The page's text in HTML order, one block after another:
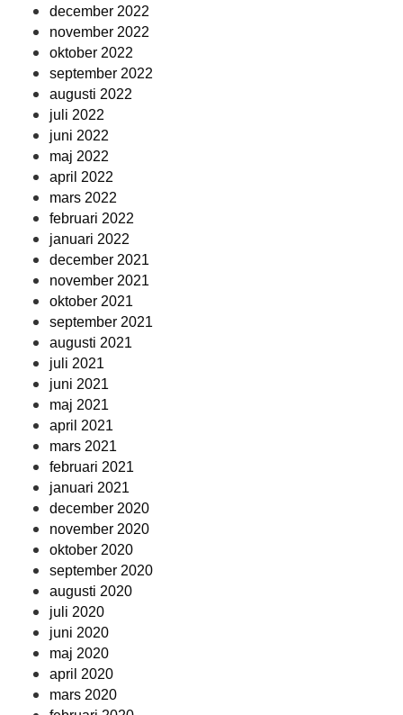
december 2022
november 2022
oktober 2022
september 2022
augusti 2022
juli 2022
juni 2022
maj 2022
april 2022
mars 2022
februari 2022
januari 2022
december 2021
november 2021
oktober 2021
september 2021
augusti 2021
juli 2021
juni 2021
maj 2021
april 2021
mars 2021
februari 2021
januari 2021
december 2020
november 2020
oktober 2020
september 2020
augusti 2020
juli 2020
juni 2020
maj 2020
april 2020
mars 2020